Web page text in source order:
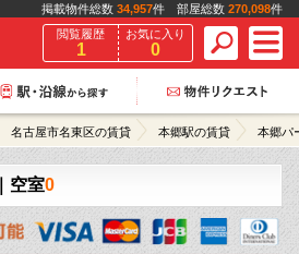
掲載物件総数 34,957件 部屋総数 270,098件
閲覧履歴
1
お気に入り
0
名古屋市名東区の賃貸 本郷駅の賃貸 本郷パ
｜空室0